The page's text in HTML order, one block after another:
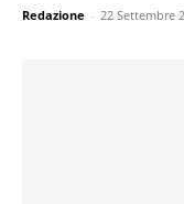
Redazione - 22 Settembre